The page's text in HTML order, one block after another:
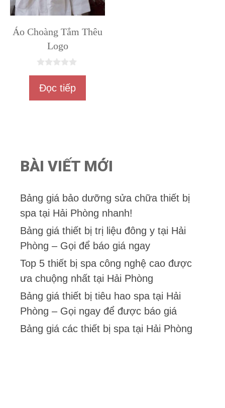
Áo Choàng Tắm Thêu
Logo
gĐọc tiếp
BÀI VIẾT MỚI
Bảng giá bảo dưỡng sửa chữa thiết bị
spa tại Hải Phòng nhanh!
Bảng giá thiết bị trị liệu đông y tại Hải
Phòng – Gọi để báo giá ngay
Top 5 thiết bị spa công nghệ cao được
ưa chuộng nhất tại Hải Phòng
Bảng giá thiết bị tiêu hao spa tại Hải
Phòng – Gọi ngay để được báo giá
Bảng giá các thiết bị spa tại Hải Phòng